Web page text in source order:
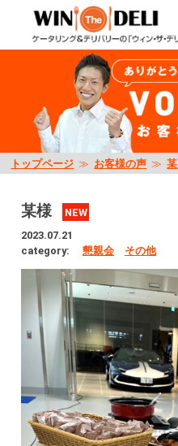
トップページ ≫ お客様の声 ≫某
某様
NEW
2023.07.21
category:
懇親会 その他